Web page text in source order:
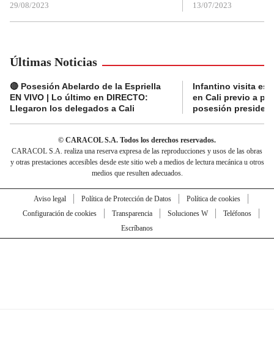
29/08/2023 13/07/2023
Últimas Noticias
🔴 Posesión Abelardo de la Espriella
EN VIVO | Lo último en DIRECTO:
Llegaron los delegados a Cali
Infantino visita
en Cali previo a
posesión
© CARACOL S.A. Todos los derechos reservados.
CARACOL S.A. realiza una reserva expresa de las reproducciones y usos de las obras
y otras prestaciones accesibles desde este sitio web a medios de lectura mecánica u otros
medios que resulten adecuados.
Aviso legal Política de Protección de Datos
Política de cookies
Configuración de cookies
Transparencia Soluciones W
Teléfonos
Escríbanos